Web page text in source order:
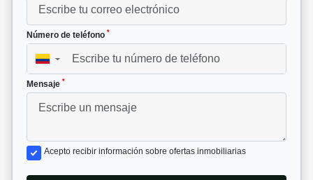
Número de teléfono *
▼
Mensaje *
Acepto recibir información sobre ofertas inmobiliarias